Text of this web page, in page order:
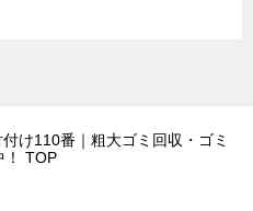
け110番｜粗大ゴミ回収・ゴミ
TOP